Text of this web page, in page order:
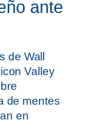
ante
de Wall
Valley
de mentes
en